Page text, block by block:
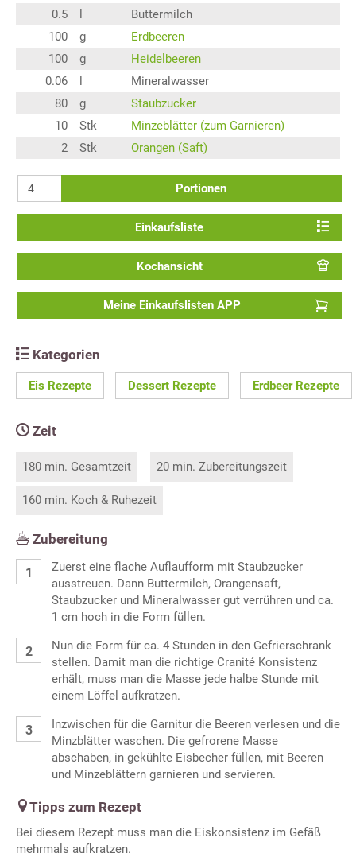
0.5
Buttermilch
100
g
Erdbeeren
100
g
Heidelbeeren
0.06
Mineralwasser
80
g
Staubzucker
10
Stk
Minzeblätter (zum Garnieren)
2
Stk Orangen (Saft)
Portionen
Einkaufsliste
Kochansicht
Meine Einkaufslisten APP
Kategorien
Eis Rezepte Dessert Rezepte Erdbeer Rezepte
Zeit
180 min. Gesamtzeit 20 min. Zubereitungszeit
160 min. Koch & Ruhezeit
Zubereitung
Zuerst eine flache Auflaufform mit Staubzucker
ausstreuen. Dann Buttermilch, Orangensaft,
Staubzucker und Mineralwasser gut verrühren und ca.
1 cm hoch in die Form füllen.
Nun die Form für ca. 4 Stunden in den Gefrierschrank
stellen. Damit man die richtige Cranité Konsistenz
erhält, muss man die Masse jede halbe Stunde mit
einem Löffel aufkratzen.
Inzwischen für die Garnitur die Beeren verlesen und die
Minzblätter waschen. Die gefrorene Masse
abschaben, in gekühlte Eisbecher füllen, mit Beeren
und Minzeblättern garnieren und servieren.
Tipps zum Rezept
Bei diesem Rezept muss man die Eiskonsistenz im Gefäß
mehrmals aufkratzen.